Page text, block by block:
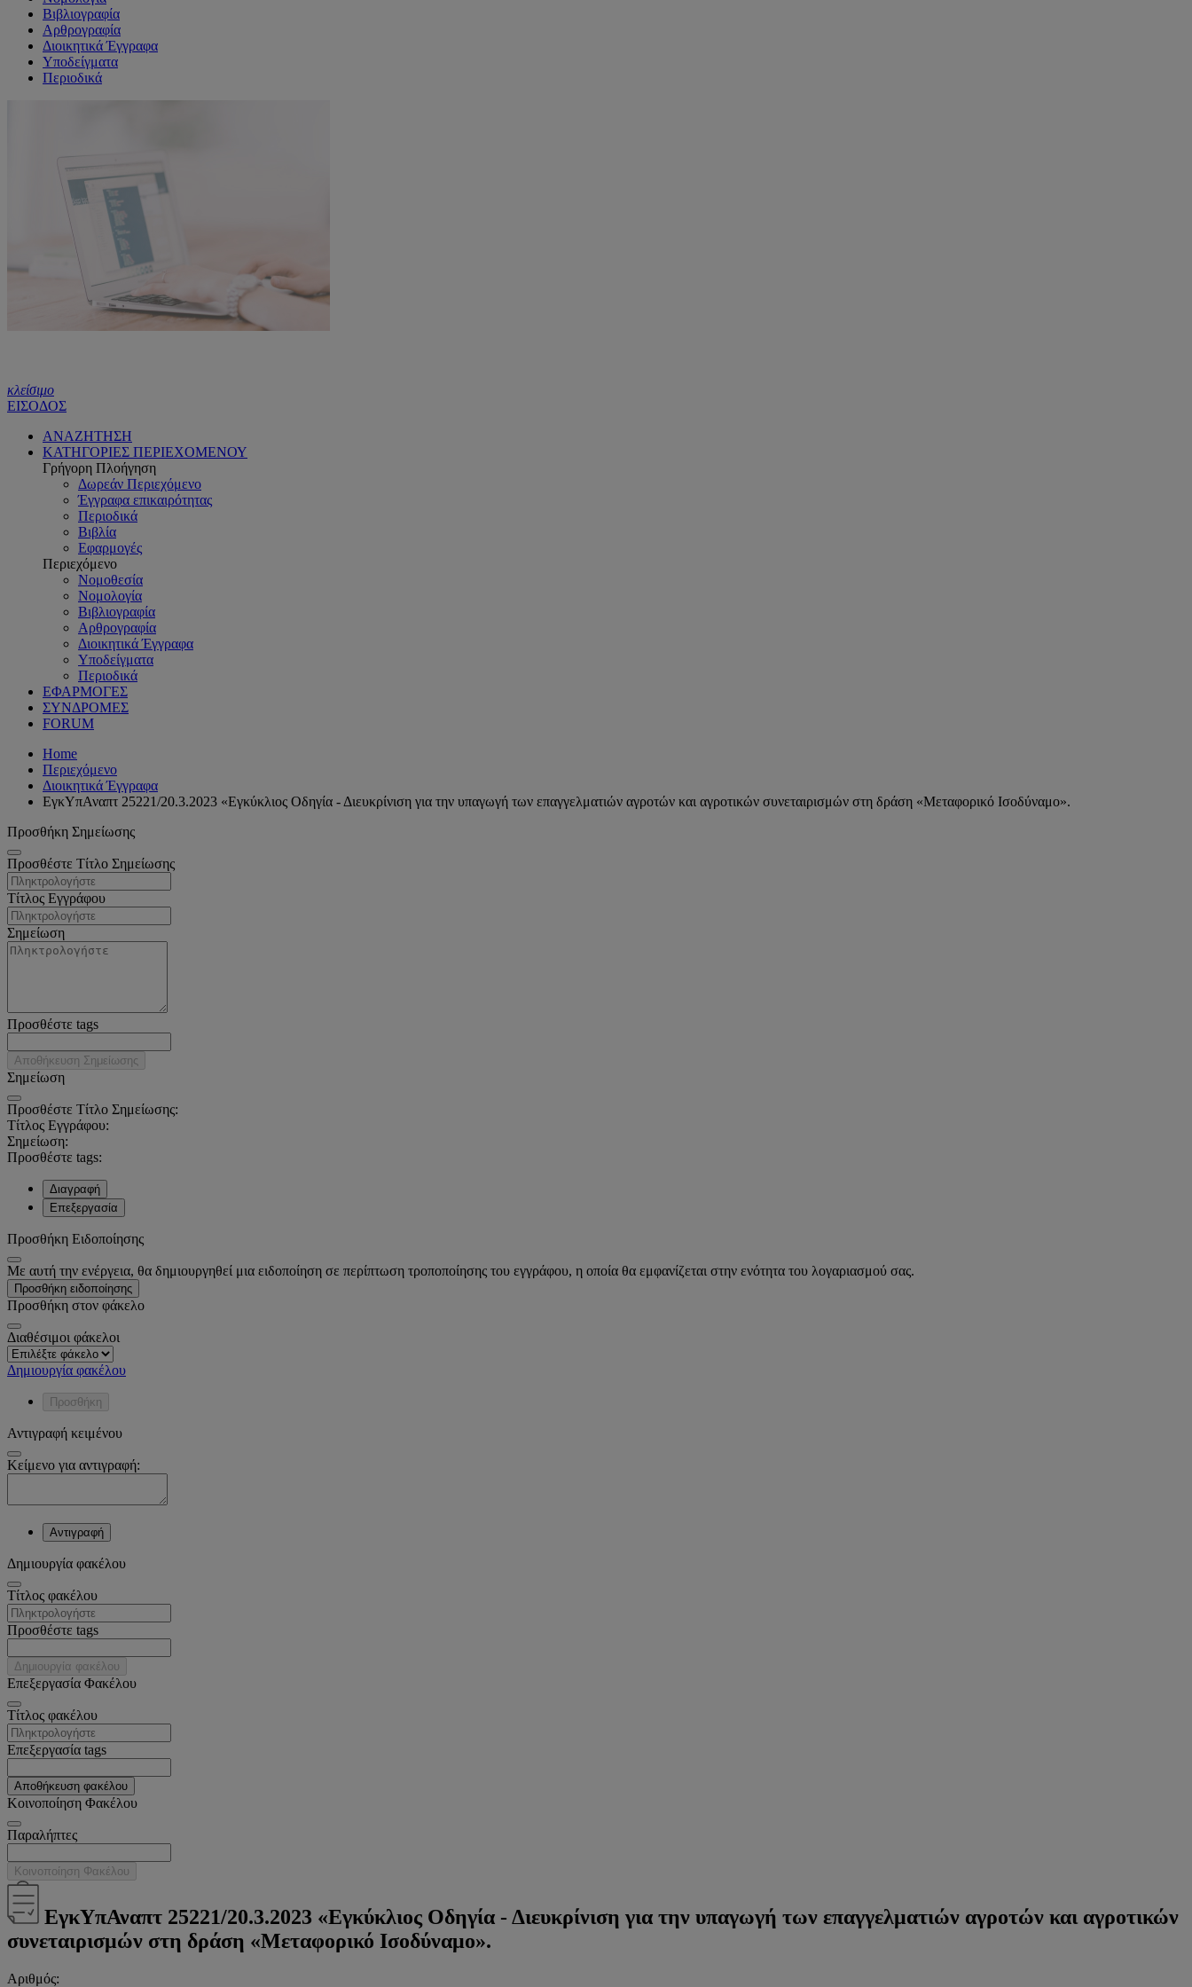
Βιβλιογραφία
Αρθρογραφία
Διοικητικά Έγγραφα
Υποδείγματα
Περιοδικά
κλείσιμο
ΕΙΣΟΔΟΣ
ΑΝΑΖΗΤΗΣΗ
ΚΑΤΗΓΟΡΙΕΣ ΠΕΡΙΕΧΟΜΕΝΟΥ
Γρήγορη Πλοήγηση
Δωρεάν Περιεχόμενο
Έγγραφα επικαιρότητας
Περιοδικά
Βιβλία
Εφαρμογές
Περιεχόμενο
Νομοθεσία
Νομολογία
Βιβλιογραφία
Αρθρογραφία
Διοικητικά Έγγραφα
Υποδείγματα
Περιοδικά
ΕΦΑΡΜΟΓΕΣ
ΣΥΝΔΡΟΜΕΣ
FORUM
Home
Περιεχόμενο
Διοικητικά Έγγραφα
ΕγκΥπΑναπτ 25221/20.3.2023 «Εγκύκλιος Οδηγία - Διευκρίνιση για την υπαγωγή των επαγγελματιών αγροτών και αγροτικών συνεταιρισμών στη δράση «Μεταφορικό Ισοδύναμο».
Προσθήκη Σημείωσης
Προσθέστε Τίτλο Σημείωσης
Τίτλος Εγγράφου
Σημείωση
Προσθέστε tags
Αποθήκευση Σημείωσης
Σημείωση
Προσθέστε Τίτλο Σημείωσης:
Τίτλος Εγγράφου:
Σημείωση:
Προσθέστε tags:
Διαγραφή
Επεξεργασία
Προσθήκη Ειδοποίησης
Με αυτή την ενέργεια, θα δημιουργηθεί μια ειδοποίηση σε περίπτωση τροποποίησης του εγγράφου, η οποία θα εμφανίζεται στην ενότητα του λογαριασμού σας.
Προσθήκη ειδοποίησης
Προσθήκη στον φάκελο
Διαθέσιμοι φάκελοι
Δημιουργία φακέλου
Προσθήκη
Αντιγραφή κειμένου
Κείμενο για αντιγραφή:
Αντιγραφή
Δημιουργία φακέλου
Tίτλος φακέλου
Προσθέστε tags
Δημιουργία φακέλου
Επεξεργασία Φακέλου
Tίτλος φακέλου
Επεξεργασία tags
Αποθήκευση φακέλου
Κοινοποίηση Φακέλου
Παραλήπτες
Κοινοποίηση Φακέλου
ΕγκΥπΑναπτ 25221/20.3.2023 «Εγκύκλιος Οδηγία - Διευκρίνιση για την υπαγωγή των επαγγελματιών αγροτών και αγροτικών
συνεταιρισμών στη δράση «Μεταφορικό Ισοδύναμο».
Αριθμός: